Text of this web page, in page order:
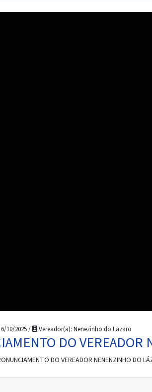
10/2025 / Vereador(a): Nenezinho do Lazaro
DO VEREADOR
DO VEREADOR NENENZINHO DO